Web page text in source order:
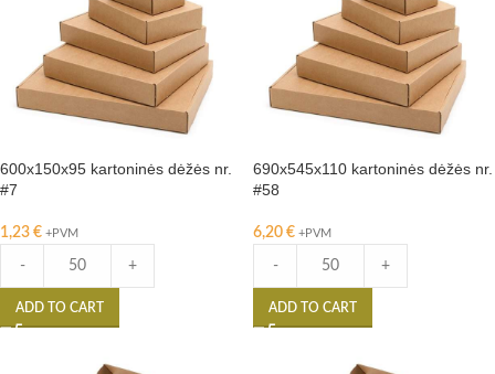
600x150x95 kartoninės dėžės nr.
#7
1,23 € +PVM
- +
ADD TO CART
690x545x110 kartoninės dėžės nr.
#58
6,20 € +PVM
- +
ADD TO CART